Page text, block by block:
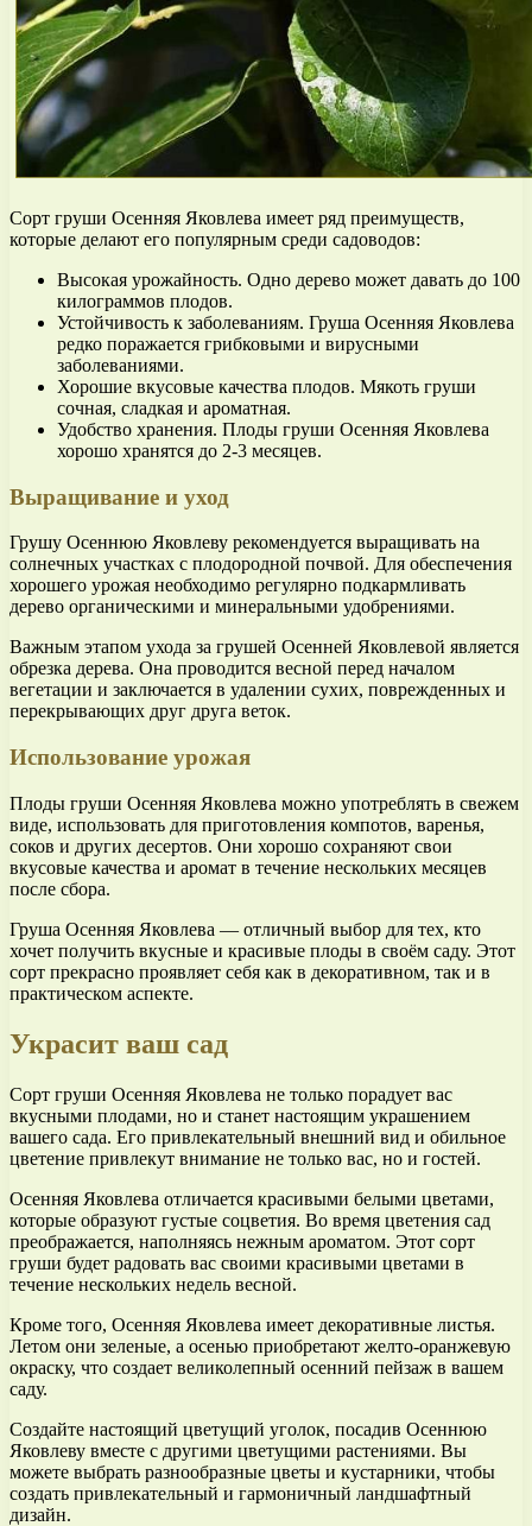
Сорт груши Осенняя Яковлева имеет ряд преимуществ,
которые делают его популярным среди садоводов:
Высокая урожайность. Одно дерево может давать до 100
килограммов плодов.
Устойчивость к заболеваниям. Груша Осенняя Яковлева
редко поражается грибковыми и вирусными
заболеваниями.
Хорошие вкусовые качества плодов. Мякоть груши
сочная, сладкая и ароматная.
Удобство хранения. Плоды груши Осенняя Яковлева
хорошо хранятся до 2-3 месяцев.
Выращивание и уход
Грушу Осеннюю Яковлеву рекомендуется выращивать на
солнечных участках с плодородной почвой. Для обеспечения
хорошего урожая необходимо регулярно подкармливать
дерево органическими и минеральными удобрениями.
Важным этапом ухода за грушей Осенней Яковлевой является
обрезка дерева. Она проводится весной перед началом
вегетации и заключается в удалении сухих, поврежденных и
перекрывающих друг друга веток.
Использование урожая
Плоды груши Осенняя Яковлева можно употреблять в свежем
виде, использовать для приготовления компотов, варенья,
соков и других десертов. Они хорошо сохраняют свои
вкусовые качества и аромат в течение нескольких месяцев
после сбора.
Груша Осенняя Яковлева — отличный выбор для тех, кто
хочет получить вкусные и красивые плоды в своём саду. Этот
сорт прекрасно проявляет себя как в декоративном, так и в
практическом аспекте.
Украсит ваш сад
Сорт груши Осенняя Яковлева не только порадует вас
вкусными плодами, но и станет настоящим украшением
вашего сада. Его привлекательный внешний вид и обильное
цветение привлекут внимание не только вас, но и гостей.
Осенняя Яковлева отличается красивыми белыми цветами,
которые образуют густые соцветия. Во время цветения сад
преображается, наполняясь нежным ароматом. Этот сорт
груши будет радовать вас своими красивыми цветами в
течение нескольких недель весной.
Кроме того, Осенняя Яковлева имеет декоративные листья.
Летом они зеленые, а осенью приобретают желто-оранжевую
окраску, что создает великолепный осенний пейзаж в вашем
саду.
Создайте настоящий цветущий уголок, посадив Осеннюю
Яковлеву вместе с другими цветущими растениями. Вы
можете выбрать разнообразные цветы и кустарники, чтобы
создать привлекательный и гармоничный ландшафтный
дизайн.